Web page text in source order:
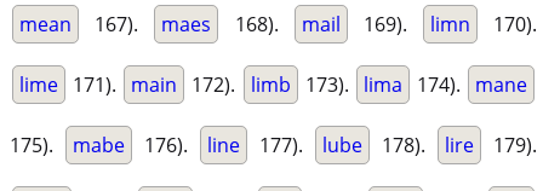
mean 167). maes 168). mail 169). limn 170).
lime 171). main 172). limb 173). lima 174). mane
175). mabe 176). line 177). lube 178). lire 179).